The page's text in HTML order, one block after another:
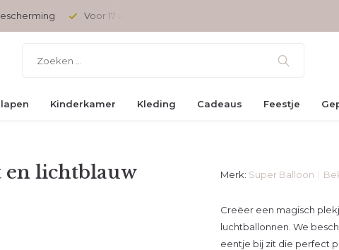
Voor 17 uur besteld, vandaag verzonden
Kinderkamer Kleding Cadeaus Feestje
en lichtblauw
Merk: Super Balloon
Creëer een magisch
luchtballonnen. We
eentje bij zit die perfect